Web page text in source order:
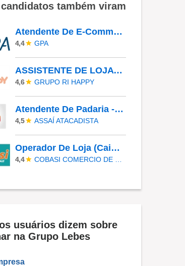
também viram
Atendente De E-Commerce Guarulhos
4,4 GPA
ASSISTENTE DE LOJA - PARQUE BELÉM
4,6 GRUPO RI HAPPY
Atendente De Padaria - Temporário (Alto Da XV)
4,5 ASSAÍ ATACADISTA
Operador De Loja (Caixa/Repositor) - Tucuruvi (Nova Cantareira)
4,4
usuários dizem sobre
na Grupo Lebes